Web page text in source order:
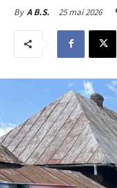
By A B.S. 25 mai 2026